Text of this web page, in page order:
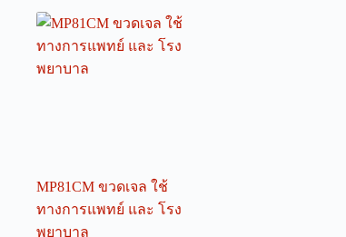
MP81CM ขวดเจล ใช้
ทางการแพทย์ และ โรง
พยาบาล